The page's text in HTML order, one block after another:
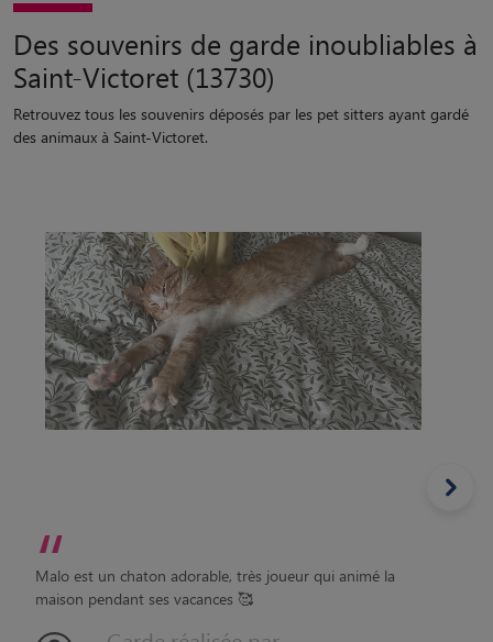
“
Malo est un chaton adorable, très joueur qui animé la
maison pendant ses vacances 🥰
Garde réalisée par